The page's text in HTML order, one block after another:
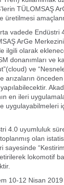
TÜLOMSAŞ
üretilmesi
vadede Endüstri
ArGe
ilgili olarak
donanımları ve
ve
arızaların
en ileri
uygulayabilmeleri
4.0 uyumluluk
olan
sayesinde
lokomotif
10-12 Nisan